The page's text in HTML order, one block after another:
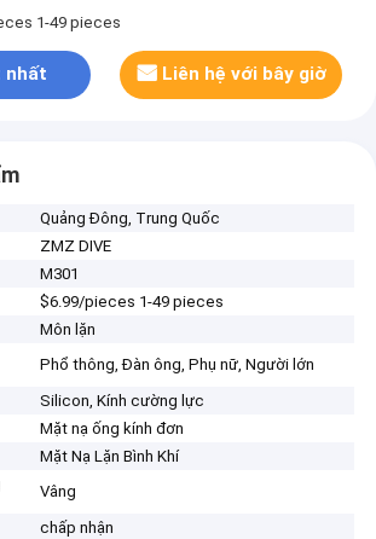
1-49 pieces
nhất Liên hệ với bây giờ
Quảng Đông, Trung Quốc
ZMZ DIVE
M301
$6.99/pieces 1-49 pieces
Môn lặn
Phổ thông, Đàn ông, Phụ nữ, Người lớn
Silicon, Kính cường lực
Mặt nạ ống kính đơn
Mặt Nạ Lặn Bình Khí
Vâng
chấp nhận